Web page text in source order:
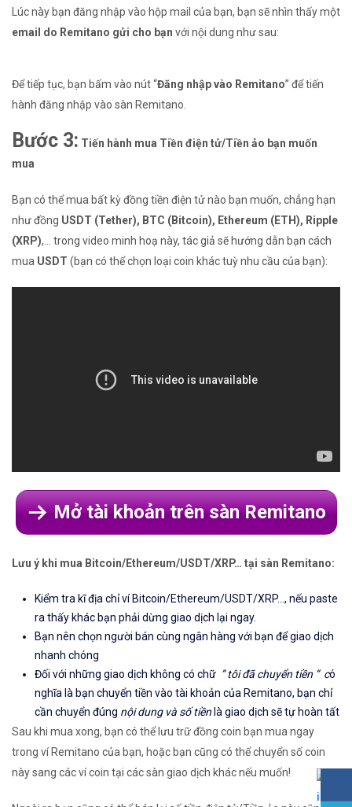
Lúc này bạn đăng nhập vào hộp mail của bạn, bạn sẽ nhìn thấy một
email do Remitano gửi cho bạn với nội dung như sau:
Để tiếp tục, bạn bấm vào nút “Đăng nhập vào Remitano” để tiến
hành đăng nhập vào sàn Remitano.
Bước 3: Tiến hành mua Tiền điện tử/Tiền ảo bạn muốn
mua
Bạn có thể mua bất kỳ đồng tiền điện tử nào bạn muốn, chẳng hạn
như đồng USDT (Tether), BTC (Bitcoin), Ethereum (ETH), Ripple
(XRP),… trong video minh hoạ này, tác giả sẽ hướng dẫn bạn cách
mua USDT (bạn có thể chọn loại coin khác tuỳ nhu cầu của bạn):
Mở tài khoản trên sàn Remitano
Lưu ý khi mua Bitcoin/Ethereum/USDT/XRP… tại sàn Remitano:
Kiểm tra kĩ địa chỉ ví Bitcoin/Ethereum/USDT/XRP…, nếu paste
ra thấy khác bạn phải dừng giao dịch lại ngay.
Bạn nên chọn người bán cùng ngân hàng với bạn để giao dịch
nhanh chóng
Đối với những giao dịch không có chữ ” tôi đã chuyển tiền ” có
nghĩa là bạn chuyển tiền vào tài khoản của Remitano, bạn chỉ
cần chuyển đúng nội dung và số tiền là giao dịch sẽ tự hoàn tất
Sau khi mua xong, bạn có thể lưu trữ đồng coin bạn mua ngay
trong ví Remitano của bạn, hoặc bạn cũng có thể chuyển số coin
này sang các ví coin tại các sàn giao dịch khác nếu muốn!